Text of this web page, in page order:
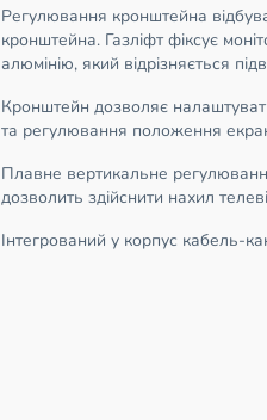
Регулювання кронштейна
кронштейна. Газліфт фіксує
алюмінію, який відрізняється
Кронштейн дозволяє
та регулювання положення
Плавне вертикальне
дозволить здійснити нахил
Інтегрований у корпус кабель-